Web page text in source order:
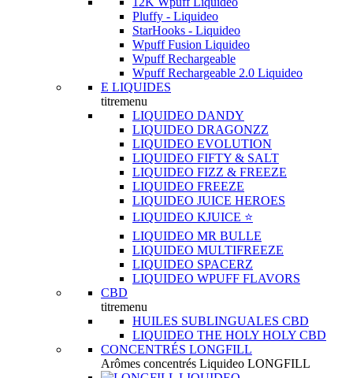
Pluffy - Liquideo
StarHooks - Liquideo
Wpuff Fusion Liquideo
Wpuff Rechargeable
Wpuff Rechargeable 2.0 Liquideo
E LIQUIDES
titremenu
LIQUIDEO DANDY
LIQUIDEO DRAGONZZ
LIQUIDEO EVOLUTION
LIQUIDEO FIFTY & SALT
LIQUIDEO FIZZ & FREEZE
LIQUIDEO FREEZE
LIQUIDEO JUICE HEROES
LIQUIDEO KJUICE ⭐️
LIQUIDEO MR BULLE
LIQUIDEO MULTIFREEZE
LIQUIDEO SPACERZ
LIQUIDEO WPUFF FLAVORS
CBD
titremenu
HUILES SUBLINGUALES CBD
LIQUIDEO THE HOLY HOLY CBD
CONCENTRÉS LONGFILL
Arômes concentrés Liquideo LONGFILL